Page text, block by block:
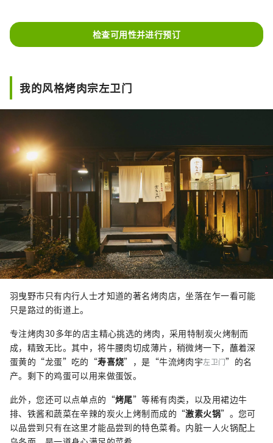
检查可用性并进行预订
我的风格烤肉宗左卫门
羽曳野市只有内行人士才知道的著名烤肉店，坐落在乍一看可能
只是路过的街道上。
专注烤肉30多年的店主精心挑选的烤肉，采用特制炭火烤制而
成，精致无比。其中，将牛腰肉切成薄片，稍微烤一下，蘸着深
蛋黄的“龙蛋”吃的“寿喜烧”，是“牛流烤肉宇左卫门”的名
产。剩下的鸡蛋可以用来做蛋饭。
此外，您还可以点单点的“烤尾”等稀有肉类，以及用裙边牛
排、铁酱和蔬菜在辛辣的炭火上烤制而成的“激素火锅”。您可
以品尝到只有在这里才能品尝到的特色菜肴。内脏一人火锅配上